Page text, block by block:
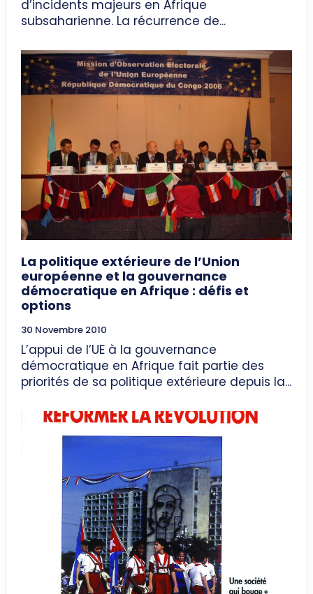
d’incidents majeurs en Afrique
subsaharienne. La récurrence de...
La politique extérieure de l’Union
européenne et la gouvernance
démocratique en Afrique : défis et
options
30 Novembre 2010
L’appui de l’UE à la gouvernance
démocratique en Afrique fait partie des
priorités de sa politique extérieure depuis la...